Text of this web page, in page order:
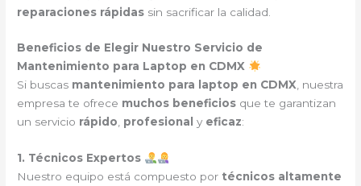
reparaciones rápidas sin sacrificar la calidad.
Beneficios de Elegir Nuestro Servicio de
Mantenimiento para Laptop en CDMX
Si buscas mantenimiento para laptop en CDMX, nuestra
empresa te ofrece muchos beneficios que te garantizan
un servicio rápido, profesional y eficaz:
1. Técnicos Expertos
Nuestro equipo está compuesto por técnicos altamente